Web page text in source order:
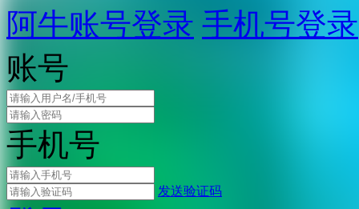
阿牛账号登录 手机号登录
账号
手机号
发送验证码